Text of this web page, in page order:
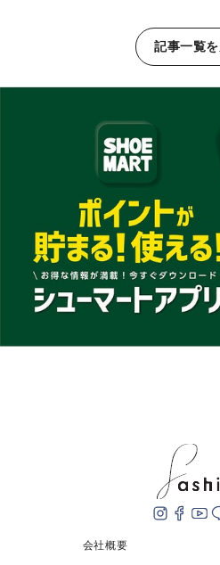
記事一覧
会社概要